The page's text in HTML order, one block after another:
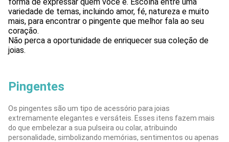
variedade de temas, incluindo amor, fé, natureza e muito
mais, para encontrar o pingente que melhor fala ao seu
coração.
Não perca a oportunidade de enriquecer sua coleção de
joias.
Pingentes
Os pingentes são um tipo de acessório para joias
extremamente elegantes e versáteis. Esses itens fazem mais
do que embelezar a sua pulseira ou colar, atribuindo
personalidade, simbolizando memórias, sentimentos ou apenas